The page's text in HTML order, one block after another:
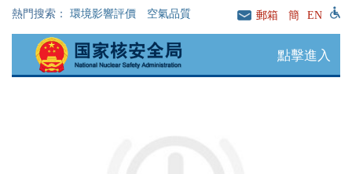
熱門搜索： 環境影響評價 空氣品質 郵箱 簡 EN
點擊進入